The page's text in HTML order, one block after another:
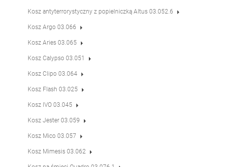
Kosz antyterrorystyczny z popielniczką Altus 03.052.6
Kosz Argo 03.066
Kosz Aries 03.065
Kosz Calypso 03.051
Kosz Clipo 03.064
Kosz Flash 03.025
Kosz IVO 03.045
Kosz Jester 03.059
Kosz Mico 03.057
Kosz Mimesis 03.062